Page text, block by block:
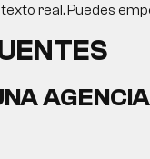
real. Puedes